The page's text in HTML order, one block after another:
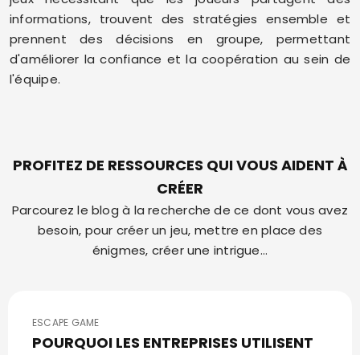
informations, trouvent des stratégies ensemble et
prennent des décisions en groupe, permettant
d'améliorer la confiance et la coopération au sein de
l'équipe.
PROFITEZ DE RESSOURCES QUI VOUS AIDENT À
CRÉER
Parcourez le blog à la recherche de ce dont vous avez
besoin, pour créer un jeu, mettre en place des
énigmes, créer une intrigue...
ESCAPE GAME
POURQUOI LES ENTREPRISES UTILISENT